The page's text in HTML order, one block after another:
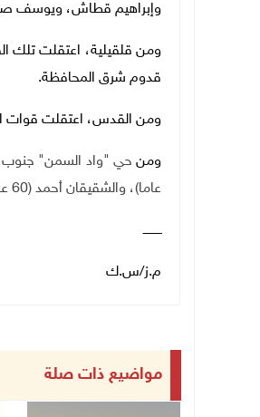
وإبراهيم قطاش، ويوسف
ومن قلقيلية، اعتقلت تلك
قدوم شرق المحافظة.
ومن القدس، اعتقلت قوات
ومن حي "واد السمن" جنوب
عاما)، والشقيقان أحمد (60 عاما)، ويحيى محمود نور الدين ابو تركي (38 عاما).
ــــــــــ
م.ز/س.ك
مواضيع ذات صلة